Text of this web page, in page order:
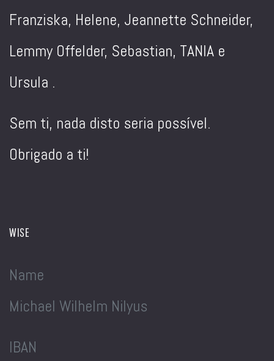
Franziska, Helene, Jeannette Schneider,
Lemmy Offelder, Sebastian, TANIA e
Ursula .
Sem ti, nada disto seria possível.
Obrigado a ti!
WISE
Name
Michael Wilhelm Nilyus
IBAN